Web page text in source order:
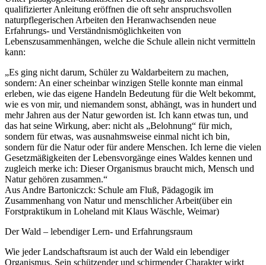
Der Wald – lebendiger Lern- und Erfahrungsraum
Wie jeder Landschaftsraum ist auch der Wald ein lebendiger
Organismus. Sein schützender und schirmender Charakter wirkt
beruhigend und ausgleichend auf uns Menschen. So kann sich der
Jugendliche auch ganz unbewußt in diesen vielfältigen
Erfahrungsraum aufgenommen fühlen. Mit unserer pflegerischen
Zuwendung handeln wir in einem komplexen Ganzen. Dennoch
sind die verschiedenen Kulturarbeiten in ihrem Sinn und
Zusammenhang für jeden verstehbar/ einsehbar und können oft in
ihren unmittelbaren Auswirkungen beobachtet werden.
So verschieden wie die Tätigkeiten (Fällen, Rücken, Zäune bauen,
Pflanzen usw.), sind auch die Anforderungen. Unter guter Anleitung
und Aufsicht sind sie für jeden durchführbar.
Durch mein Tun und Entscheiden verbinde ich mich unmittelbar
und intensiv mit dem Wald. Meine Handlungen bleiben dem Wald
sichtbar eingeschrieben und entwickeln sich weiter.
Durch den langfristigen Charakter der Arbeit am Wald verliert die
Zweckfrage („was habe ich davon?“) zugunsten der Sinnfrage, die
über den eigenen Horizont hinausweist, an Bedeutung. Daß die
Natur auf meine Handlungen reagiert, kann das Empfinden für
meine Verantwortung wachrufen. So kann Nachhaltigkeit für den
Jugendlichen auf verschiedenen Ebenen zum unmittelbaren Erlebnis
werden.